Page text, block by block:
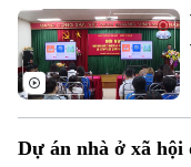
Dự án nhà ở xã hội